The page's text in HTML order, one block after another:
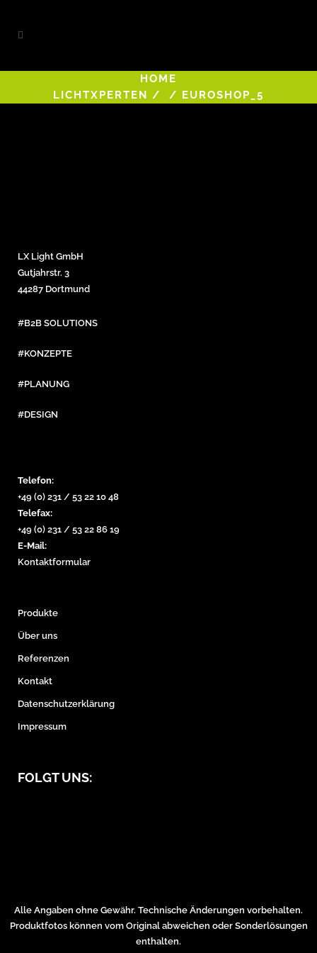
HOME
LICHTXPERTEN / / EUROSHOP_5
LX Light GmbH
Gutjahrstr. 3
44287 Dortmund
#B2B SOLUTIONS
#KONZEPTE
#PLANUNG
#DESIGN
Telefon:
+49 (0) 231 / 53 22 10 48
Telefax:
+49 (0) 231 / 53 22 86 19
E-Mail:
Kontaktformular
Produkte
Über uns
Referenzen
Kontakt
Datenschutzerklärung
Impressum
FOLGT UNS:
Alle Angaben ohne Gewähr. Technische Änderungen vorbehalten.
Produktfotos können vom Original abweichen oder Sonderlösungen
enthalten.